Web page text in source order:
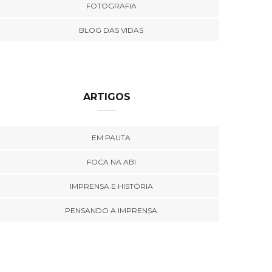
FOTOGRAFIA
BLOG DAS VIDAS
ARTIGOS
EM PAUTA
FOCA NA ABI
IMPRENSA E HISTÓRIA
PENSANDO A IMPRENSA